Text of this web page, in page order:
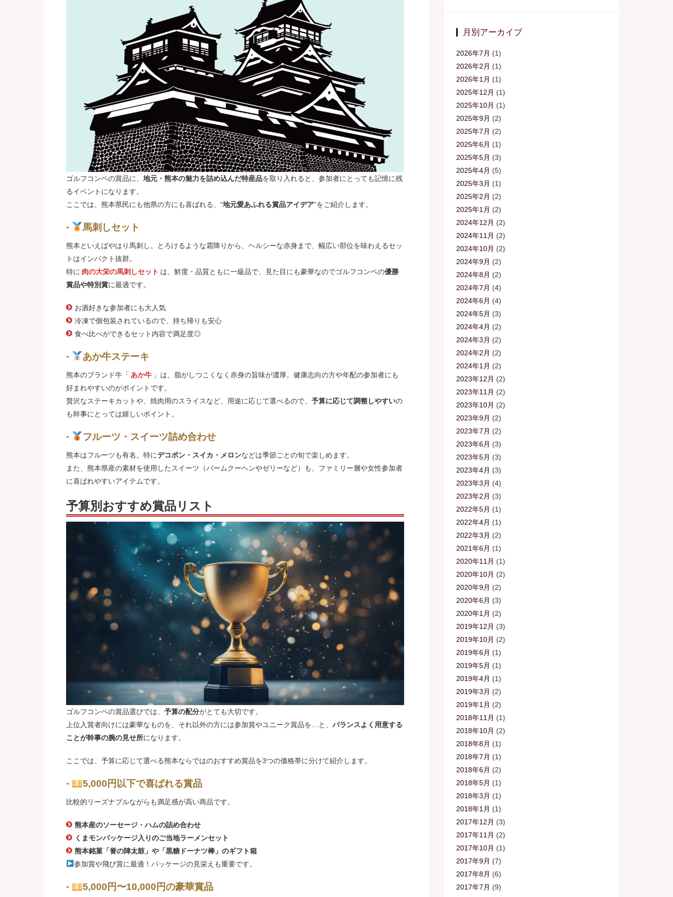
ゴルフコンペの賞品に、 地元・熊本の魅力を詰め込んだ特産品を取り入れると、参加者にとっても記憶に残
るイベントになります。
ここでは、熊本県民にも他県の方にも喜ばれる、“地元愛あふれる賞品アイデア”をご紹介します。
馬刺しセット
熊本といえばやはり馬刺し。とろけるような霜降りから、ヘルシーな赤身まで、幅広い部位を味わえるセッ
トはインパクト抜群。
特に 肉の大栄の馬刺しセット は、鮮度・品質ともに一級品で、見た目にも豪華なのでゴルフコンペの優勝
賞品や特別賞に最適です。
お酒好きな参加者にも大人気
冷凍で個包装されているので、持ち帰りも安心
食べ比べができるセット内容で満足度◎
あか牛ステーキ
熊本のブランド牛「 あか牛 」は、脂がしつこくなく赤身の旨味が濃厚。健康志向の方や年配の参加者にも
好まれやすいのがポイントです。
贅沢なステーキカットや、焼肉用のスライスなど、用途に応じて選べるので、 予算に応じて調整しやすいの
も幹事にとっては嬉しいポイント。
フルーツ・スイーツ詰め合わせ
熊本はフルーツも有名。特にデコポン・スイカ・メロンなどは季節ごとの旬で楽しめます。
また、熊本県産の素材を使用したスイーツ（バームクーヘンやゼリーなど）も、ファミリー層や女性参加者
に喜ばれやすいアイテムです。
予算別おすすめ賞品リスト
ゴルフコンペの賞品選びでは、 予算の配分がとても大切です。
上位入賞者向けには豪華なものを、それ以外の方には参加賞やユニーク賞品を…と、 バランスよく用意する
ことが幹事の腕の見せ所になります。
ここでは、予算に応じて選べる熊本ならではのおすすめ賞品を3つの価格帯に分けて紹介します。
5,000円以下で喜ばれる賞品
比較的リーズナブルながらも満足感が高い商品です。
熊本産のソーセージ・ハムの詰め合わせ
くまモンパッケージ入りのご当地ラーメンセット
熊本銘菓「誉の陣太鼓」や「黒糖ドーナツ棒」のギフト箱
参加賞や飛び賞に最適！パッケージの見栄えも重要です。
5,000円〜10,000円の豪華賞品
月別アーカイブ
2026年7月 (1)
2026年2月 (1)
2026年1月 (1)
2025年12月 (1)
2025年10月 (1)
2025年9月 (2)
2025年7月 (2)
2025年6月 (1)
2025年5月 (3)
2025年4月 (5)
2025年3月 (1)
2025年2月 (2)
2025年1月 (2)
2024年12月 (2)
2024年11月 (2)
2024年10月 (2)
2024年9月 (2)
2024年8月 (2)
2024年7月 (4)
2024年6月 (4)
2024年5月 (3)
2024年4月 (2)
2024年3月 (2)
2024年2月 (2)
2024年1月 (2)
2023年12月 (2)
2023年11月 (2)
2023年10月 (2)
2023年9月 (2)
2023年7月 (2)
2023年6月 (3)
2023年5月 (3)
2023年4月 (3)
2023年3月 (4)
2023年2月 (3)
2022年5月 (1)
2022年4月 (1)
2022年3月 (2)
2021年6月 (1)
2020年11月 (1)
2020年10月 (2)
2020年9月 (2)
2020年6月 (3)
2020年1月 (2)
2019年12月 (3)
2019年10月 (2)
2019年6月 (1)
2019年5月 (1)
2019年4月 (1)
2019年3月 (2)
2019年1月 (2)
2018年11月 (1)
2018年10月 (2)
2018年8月 (1)
2018年7月 (1)
2018年6月 (2)
2018年5月 (1)
2018年3月 (1)
2018年1月 (1)
2017年12月 (3)
2017年11月 (2)
2017年10月 (1)
2017年9月 (7)
2017年8月 (6)
2017年7月 (9)